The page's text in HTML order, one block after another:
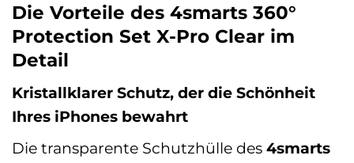
Die Vorteile des 4smarts 360°
Protection Set X-Pro Clear im
Detail
Kristallklarer Schutz, der die Schönheit
Ihres iPhones bewahrt
Die transparente Schutzhülle des 4smarts